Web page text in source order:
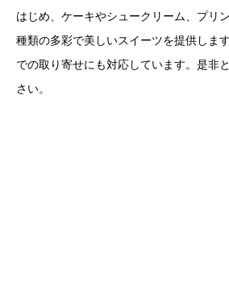
はじめ、ケーキやシュークリーム、プリ
種類の多彩で美しいスイーツを提供しま
での取り寄せにも対応しています。是非
さい。